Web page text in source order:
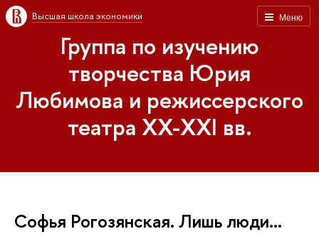
Меню
Высшая школа экономики
Группа по изучению
творчества Юрия
Любимова и режиссерского
театра XX-XXI вв.
Софья Рогозянская. Лишь люди…